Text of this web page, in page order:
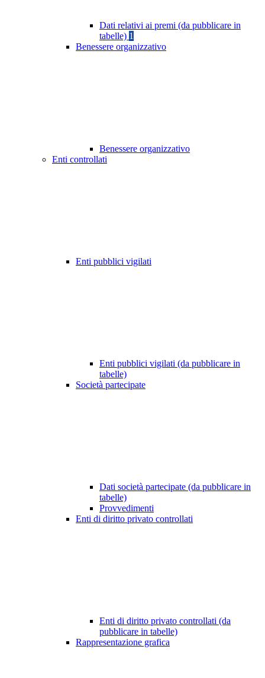
Dati relativi ai premi (da pubblicare in
tabelle) 1
Benessere organizzativo
Benessere organizzativo
Enti controllati
Enti pubblici vigilati
Enti pubblici vigilati (da pubblicare in
tabelle)
Società partecipate
Dati società partecipate (da pubblicare in
tabelle)
Provvedimenti
Enti di diritto privato controllati
Enti di diritto privato controllati (da
pubblicare in tabelle)
Rappresentazione grafica